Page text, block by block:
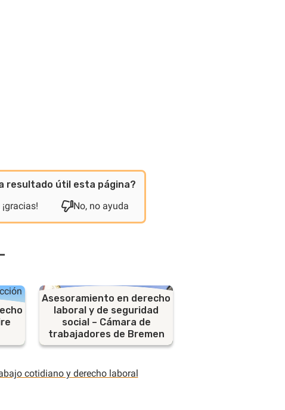
resultado útil esta página?
¡gracias!
No, no ayuda
Asesoramiento en derecho
laboral y de seguridad
social – Cámara de
trabajadores de Bremen
cotidiano y derecho laboral